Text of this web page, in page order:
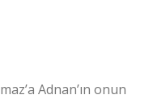
Adnan’ın onun